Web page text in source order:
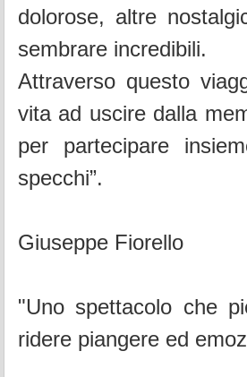
dolorose, altre
sembrare incredibili.
Attraverso questo
vita ad uscire dalla
per partecipare
specchi”.
Giuseppe Fiorello
"Uno spettacolo che
ridere piangere ed